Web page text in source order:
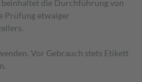
die Durchführung von
Prüfung etwaiger
Vor Gebrauch stets Etikett